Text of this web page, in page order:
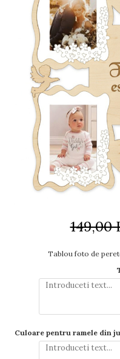
Ceasuri cu rama foto
Ceasuri meserii
Ceasuri logo
Ceasuri de perete animalute
Ceasuri decorative
Ceasuri evenimente
Ceasuri gravate
Ceasuri hobby
Ceasuri mașini
Ceasuri moto
Brelocuri personalizate
Breloc mașină
Breloc moto
149,00
Tablou foto de
Culoare pentru ramele din